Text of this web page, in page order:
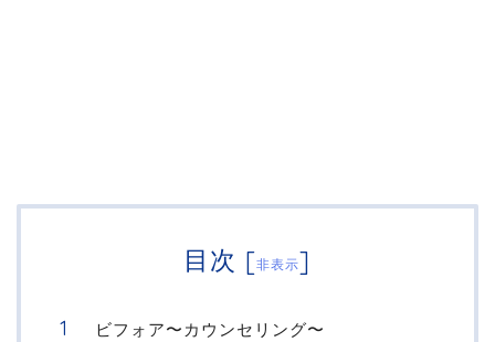
目次 [非表示]
ビフォア〜カウンセリング〜